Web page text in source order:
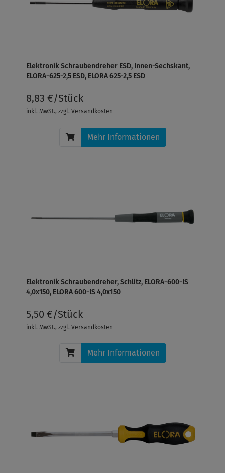
Elektronik Schraubendreher ESD, Innen-Sechskant,
ELORA-625-2,5 ESD, ELORA 625-2,5 ESD
8,83 €/Stück
inkl. MwSt., zzgl.Versandkosten
Mehr Informationen
Elektronik Schraubendreher, Schlitz, ELORA-600-IS
4,0x150, ELORA 600-IS 4,0x150
5,50 €/Stück
inkl. MwSt., zzgl.Versandkosten
Mehr Informationen